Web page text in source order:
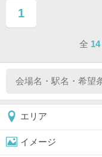
1
ページ目
全 14
エリア
イメージ